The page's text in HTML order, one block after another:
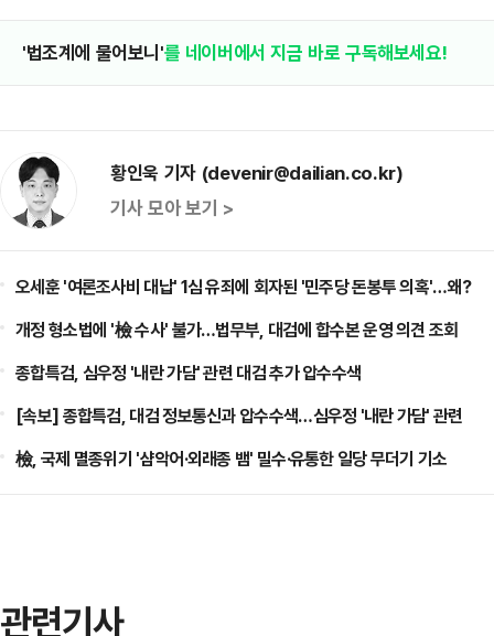
'법조계에 물어보니'를 네이버에서 지금 바로 구독해보세요!
황인욱 기자 (devenir@dailian.co.kr)
기사 모아 보기 >
오세훈 '여론조사비 대납' 1심 유죄에 회자된 '민주당 돈봉투 의혹'…왜?
개정 형소법에 '檢 수사' 불가…법무부, 대검에 합수본 운영 의견 조회
종합특검, 심우정 '내란 가담' 관련 대검 추가 압수수색
[속보] 종합특검, 대검 정보통신과 압수수색…심우정 '내란 가담' 관련
檢, 국제 멸종위기 '샴악어·외래종 뱀' 밀수·유통한 일당 무더기 기소
관련기사